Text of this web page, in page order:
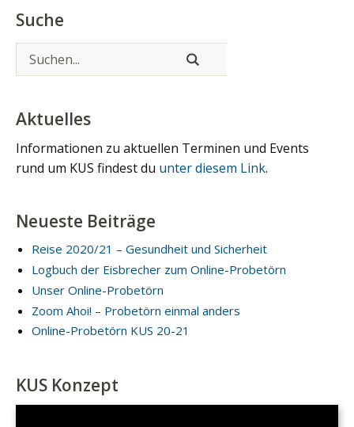
Suche
Aktuelles
Informationen zu aktuellen Terminen und Events
rund um KUS findest du unter diesem Link.
Neueste Beiträge
Reise 2020/21 – Gesundheit und Sicherheit
Logbuch der Eisbrecher zum Online-Probetörn
Unser Online-Probetörn
Zoom Ahoi! – Probetörn einmal anders
Online-Probetörn KUS 20-21
KUS Konzept